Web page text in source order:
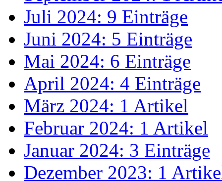
Juli 2024: 9 Einträge
Juni 2024: 5 Einträge
Mai 2024: 6 Einträge
April 2024: 4 Einträge
März 2024: 1 Artikel
Februar 2024: 1 Artikel
Januar 2024: 3 Einträge
Dezember 2023: 1